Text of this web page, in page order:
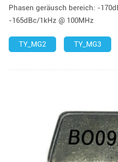
Phasen geräusch bereich: -
-165dBc/1kHz @ 100MHz
TY_MG2 TY_MG3